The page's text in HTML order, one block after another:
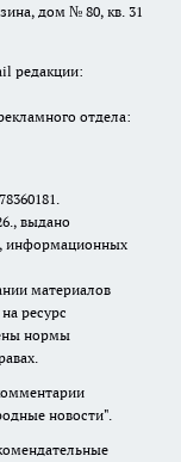
дом № 80, кв. 31
редакции:
отдела:
выдано
информационных
материалов
ресурс
нормы
новости".